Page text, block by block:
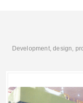
Development, design,